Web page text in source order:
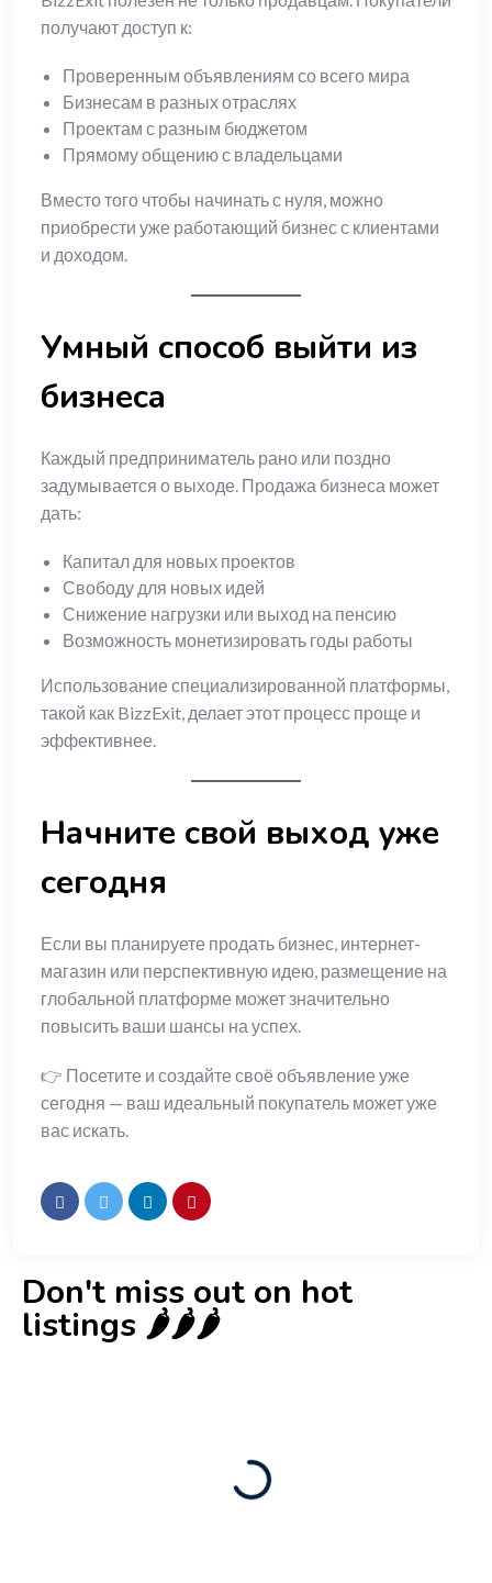
получают доступ к:
Проверенным объявлениям со всего мира
Бизнесам в разных отраслях
Проектам с разным бюджетом
Прямому общению с владельцами
Вместо того чтобы начинать с нуля, можно
приобрести уже работающий бизнес с клиентами
и доходом.
Умный способ выйти из
бизнеса
Каждый предприниматель рано или поздно
задумывается о выходе. Продажа бизнеса может
дать:
Капитал для новых проектов
Свободу для новых идей
Снижение нагрузки или выход на пенсию
Возможность монетизировать годы работы
Использование специализированной платформы,
такой как BizzExit, делает этот процесс проще и
эффективнее.
Начните свой выход уже
сегодня
Если вы планируете продать бизнес, интернет-
магазин или перспективную идею, размещение на
глобальной платформе может значительно
повысить ваши шансы на успех.
👉 Посетите и создайте своё объявление уже
сегодня — ваш идеальный покупатель может уже
вас искать.
Don't miss out on hot
listings 🌶️🌶️🌶️
80 Ha Multifunctional Investment Property
– Fish Farm, Holiday Homes, Deer Park –